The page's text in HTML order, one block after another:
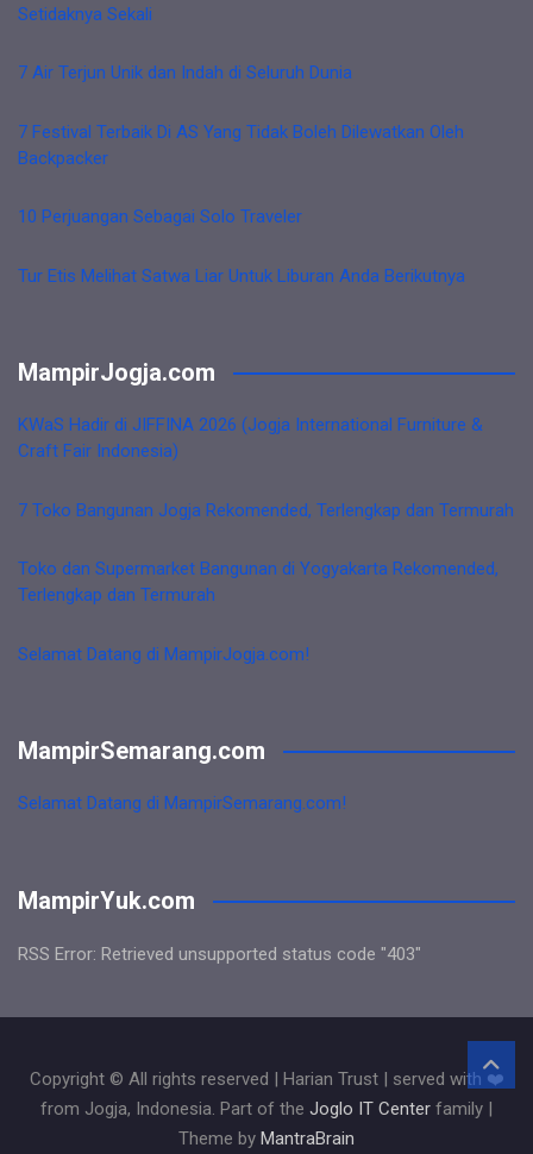
Setidaknya Sekali
7 Air Terjun Unik dan Indah di Seluruh Dunia
7 Festival Terbaik Di AS Yang Tidak Boleh Dilewatkan Oleh
Backpacker
10 Perjuangan Sebagai Solo Traveler
Tur Etis Melihat Satwa Liar Untuk Liburan Anda Berikutnya
MampirJogja.com
KWaS Hadir di JIFFINA 2026 (Jogja International Furniture &
Craft Fair Indonesia)
7 Toko Bangunan Jogja Rekomended, Terlengkap dan Termurah
Toko dan Supermarket Bangunan di Yogyakarta Rekomended,
Terlengkap dan Termurah
Selamat Datang di MampirJogja.com!
MampirSemarang.com
Selamat Datang di MampirSemarang.com!
MampirYuk.com
RSS Error: Retrieved unsupported status code "403"
Copyright © All rights reserved | Harian Trust | served with ❤️
from Jogja, Indonesia. Part of the Joglo IT Center family |
Theme by MantraBrain